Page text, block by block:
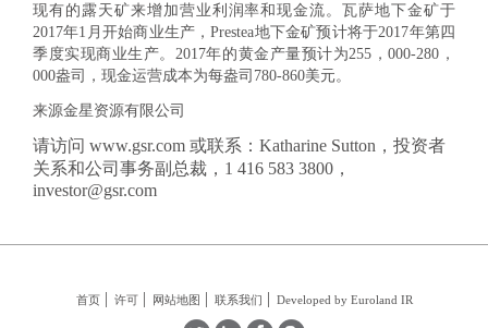
现有的露天矿来增加营业利润率和现金流。瓦萨地下金矿于
2017年1月开始商业生产，Prestea地下金矿预计将于2017年第四
季度实现商业生产。2017年的黄金产量预计为255，000-280，
000盎司，现金运营成本为每盎司780-860美元。
来源金星资源有限公司
请访问 www.gsr.com 或联系：Katharine Sutton，投资者
关系和公司事务副总裁，1 416 583 3800，
investor@gsr.com
首页 许可 网站地图 联系我们 Developed by Euroland IR